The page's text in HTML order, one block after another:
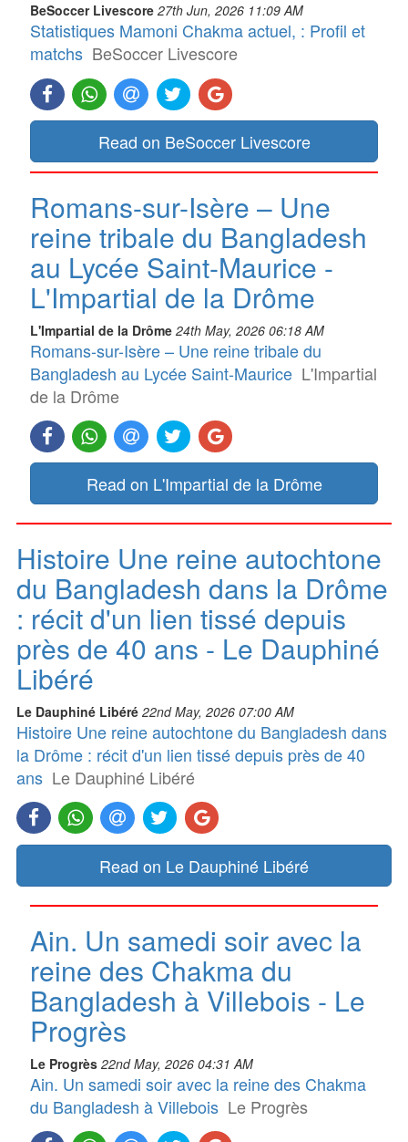
BeSoccer Livescore 27th Jun, 2026 11:09 AM
Statistiques Mamoni Chakma actuel, : Profil et
matchs BeSoccer Livescore
Read on BeSoccer Livescore
Romans-sur-Isère – Une
reine tribale du Bangladesh
au Lycée Saint-Maurice -
L'Impartial de la Drôme
L'Impartial de la Drôme 24th May, 2026 06:18 AM
Romans-sur-Isère – Une reine tribale du
Bangladesh au Lycée Saint-Maurice L'Impartial
de la Drôme
Read on L'Impartial de la Drôme
Histoire Une reine autochtone
du Bangladesh dans la Drôme
: récit d'un lien tissé depuis
près de 40 ans - Le Dauphiné
Libéré
Le Dauphiné Libéré 22nd May, 2026 07:00 AM
Histoire Une reine autochtone du Bangladesh dans
la Drôme : récit d'un lien tissé depuis près de 40
ans Le Dauphiné Libéré
Read on Le Dauphiné Libéré
Ain. Un samedi soir avec la
reine des Chakma du
Bangladesh à Villebois - Le
Progrès
Le Progrès 22nd May, 2026 04:31 AM
Ain. Un samedi soir avec la reine des Chakma
du Bangladesh à Villebois Le Progrès